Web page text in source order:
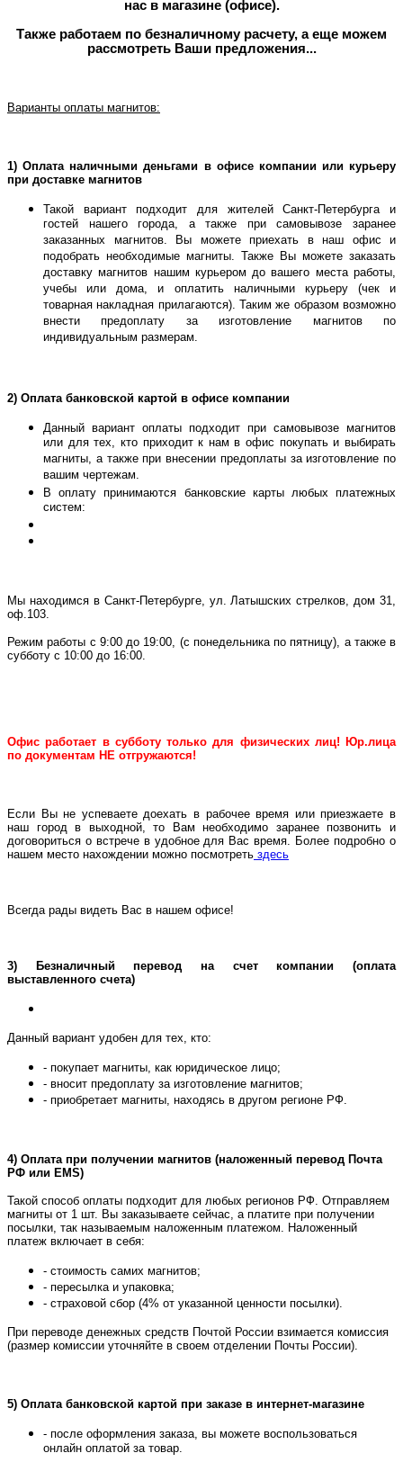
нас в магазине (офисе).
Также работаем по безналичному расчету, а еще можем
рассмотреть Ваши предложения...
Варианты оплаты магнитов:
1)Оплата наличными деньгами в офисе компании или курьеру
при доставке магнитов
Такой вариантподходит для жителей Санкт-Петербурга и
гостей нашего города, а также при самовывозе заранее
заказанных магнитов. Вы можете приехать в наш офис и
подобрать необходимые магниты. Также Вы можете заказать
доставку магнитов нашим курьером до вашего места работы,
учебы или дома, и оплатить наличными курьеру (чек и
товарная накладная прилагаются). Таким же образом возможно
внести предоплату за изготовление магнитов по
индивидуальным размерам.
2) Оплата банковской картой в офисе компании
Данный вариант оплаты подходит при самовывозе магнитов
или для тех, кто приходит к нам в офис покупать и выбирать
магниты, а также при внесении предоплаты за изготовление по
вашим чертежам.
В оплату принимаются банковские карты любых платежных
систем:
Мы находимся в Санкт-Петербурге, ул. Латышских стрелков, дом 31,
оф.103.
Режим работы с 9:00 до 19:00, (с понедельника по пятницу), а также в
субботу с 10:00 до 16:00.
Офис работает в субботу только для физических лиц! Юр.лица
по документам НЕ отгружаются!
Если Вы не успеваете доехать в рабочее время или приезжаете в
наш город в выходной, то Вам необходимо заранее позвонить и
договориться о встрече в удобное для Вас время. Более подробно о
нашем место нахождении можно посмотреть здесь
Всегда рады видеть Вас в нашем офисе!
3) Безналичный перевод на счет компании (оплата
выставленного счета)
Данный вариант удобен для тех, кто:
- покупает магниты, как юридическое лицо;
- вносит предоплату за изготовление магнитов;
- приобретает магниты, находясь в другом регионе РФ.
4) Оплата при получении магнитов (наложенный перевод Почта
РФ или EMS)
Такой способ оплаты подходит для любых регионов РФ. Отправляем
магниты от 1 шт. Вы заказываете сейчас, а платите при получении
посылки, так называемым наложенным платежом.
Наложенный
платеж включает в себя:
- стоимость самих магнитов;
- пересылка и упаковка;
- страховой сбор (4% от указанной ценности посылки).
При переводе денежных средств Почтой России взимается комиссия
(размер комиссии уточняйте в своем отделении Почты России).
5) Оплата банковской картой при заказе в интернет-магазине
- после оформления заказа, вы можете воспользоваться
онлайн оплатой за товар.